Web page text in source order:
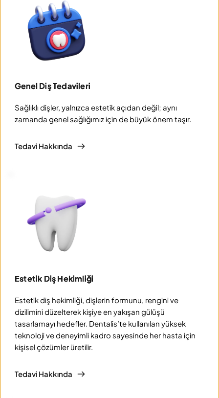
Genel Diş Tedavileri
Sağlıklı dişler, yalnızca estetik açıdan değil; aynı
zamanda genel sağlığımız için de büyük önem taşır.
Tedavi Hakkında
Estetik Diş Hekimliği
Estetik diş hekimliği, dişlerin formunu, rengini ve
dizilimini düzelterek kişiye en yakışan gülüşü
tasarlamayı hedefler. Dentalis’te kullanılan yüksek
teknoloji ve deneyimli kadro sayesinde her hasta için
kişisel çözümler üretilir.
Tedavi Hakkında